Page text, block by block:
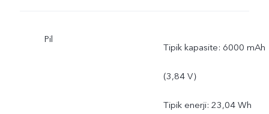
Pil
Tipik kapasite: 6000 mAh
(3,84 V）
Tipik enerji: 23,04 Wh